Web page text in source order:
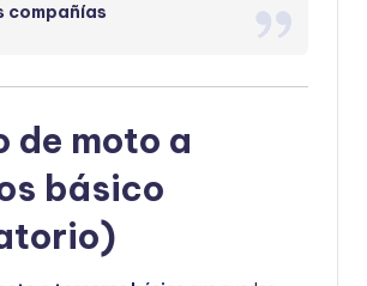
compañías
de moto a
básico